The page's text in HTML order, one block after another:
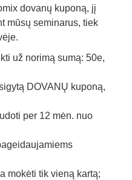
dovanų kuponą, jį
mūsų seminarus, tiek
už norimą sumą: 50e,
DOVANŲ kuponą,
per 12 mėn. nuo
mokėti tik vieną kartą;